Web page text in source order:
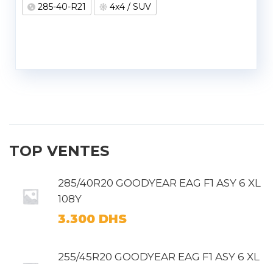
285-40-R21 4x4 / SUV
TOP VENTES
285/40R20 GOODYEAR EAG F1 ASY 6 XL
108Y
3.300 DHS
255/45R20 GOODYEAR EAG F1 ASY 6 XL